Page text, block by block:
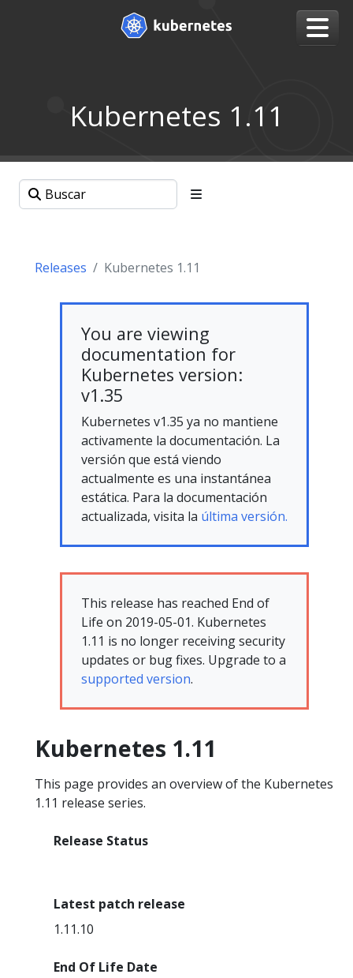
Kubernetes 1.11
Releases Kubernetes 1.11
You are viewing
documentation for
Kubernetes version:
v1.35
Kubernetes v1.35 ya no mantiene
activamente la documentación. La
versión que está viendo
actualmente es una instantánea
estática. Para la documentación
actualizada, visita la última versión.
This release has reached End of
Life on 2019-05-01. Kubernetes
1.11 is no longer receiving security
updates or bug fixes. Upgrade to a
supported version.
Kubernetes 1.11
This page provides an overview of the Kubernetes
1.11 release series.
Release Status
Latest patch release
1.11.10
End Of Life Date